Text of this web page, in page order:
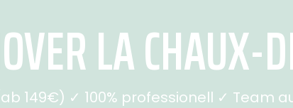
LA
149€) ✓ 100% professionell ✓ Team